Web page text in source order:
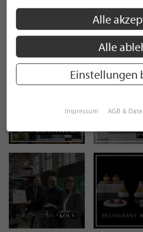
Alle
Alle
Einstellungen
Impressum AGB &